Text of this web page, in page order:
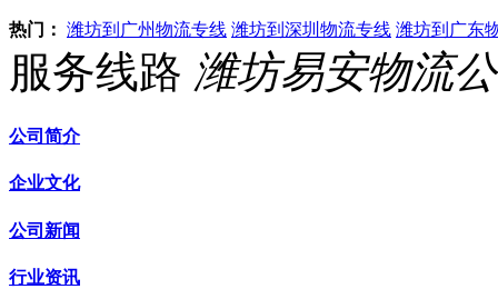
热门： 潍坊到广州物流专线 潍坊到深圳物流专线 潍坊到广东
服务线路 潍坊易安物流
公司简介
企业文化
公司新闻
行业资讯